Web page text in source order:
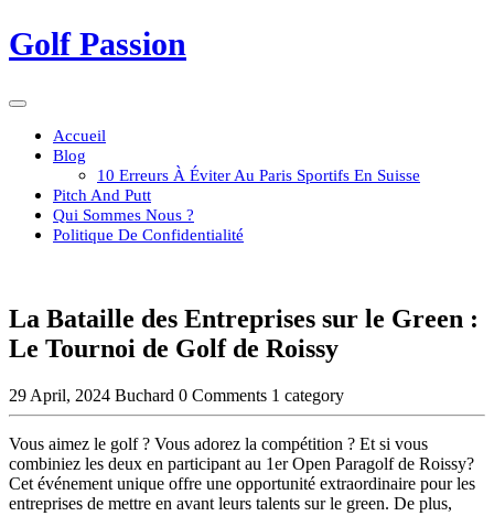
Skip
to
Golf Passion
Open
ButtonAccueil
Blog
10 Erreurs À Éviter Au Paris Sportifs En Suisse
Pitch And Putt
Qui Sommes Nous ?
Politique De Confidentialité
La Bataille des Entreprises sur le Green :
Le Tournoi de Golf de Roissy
29 April, 2024 Buchard 0 Comments 1 category
Vous aimez le golf ? Vous adorez la compétition ? Et si vous
combiniez les deux en participant au 1er Open Paragolf de Roissy?
Cet événement unique offre une opportunité extraordinaire pour les
entreprises de mettre en avant leurs talents sur le green. De plus,